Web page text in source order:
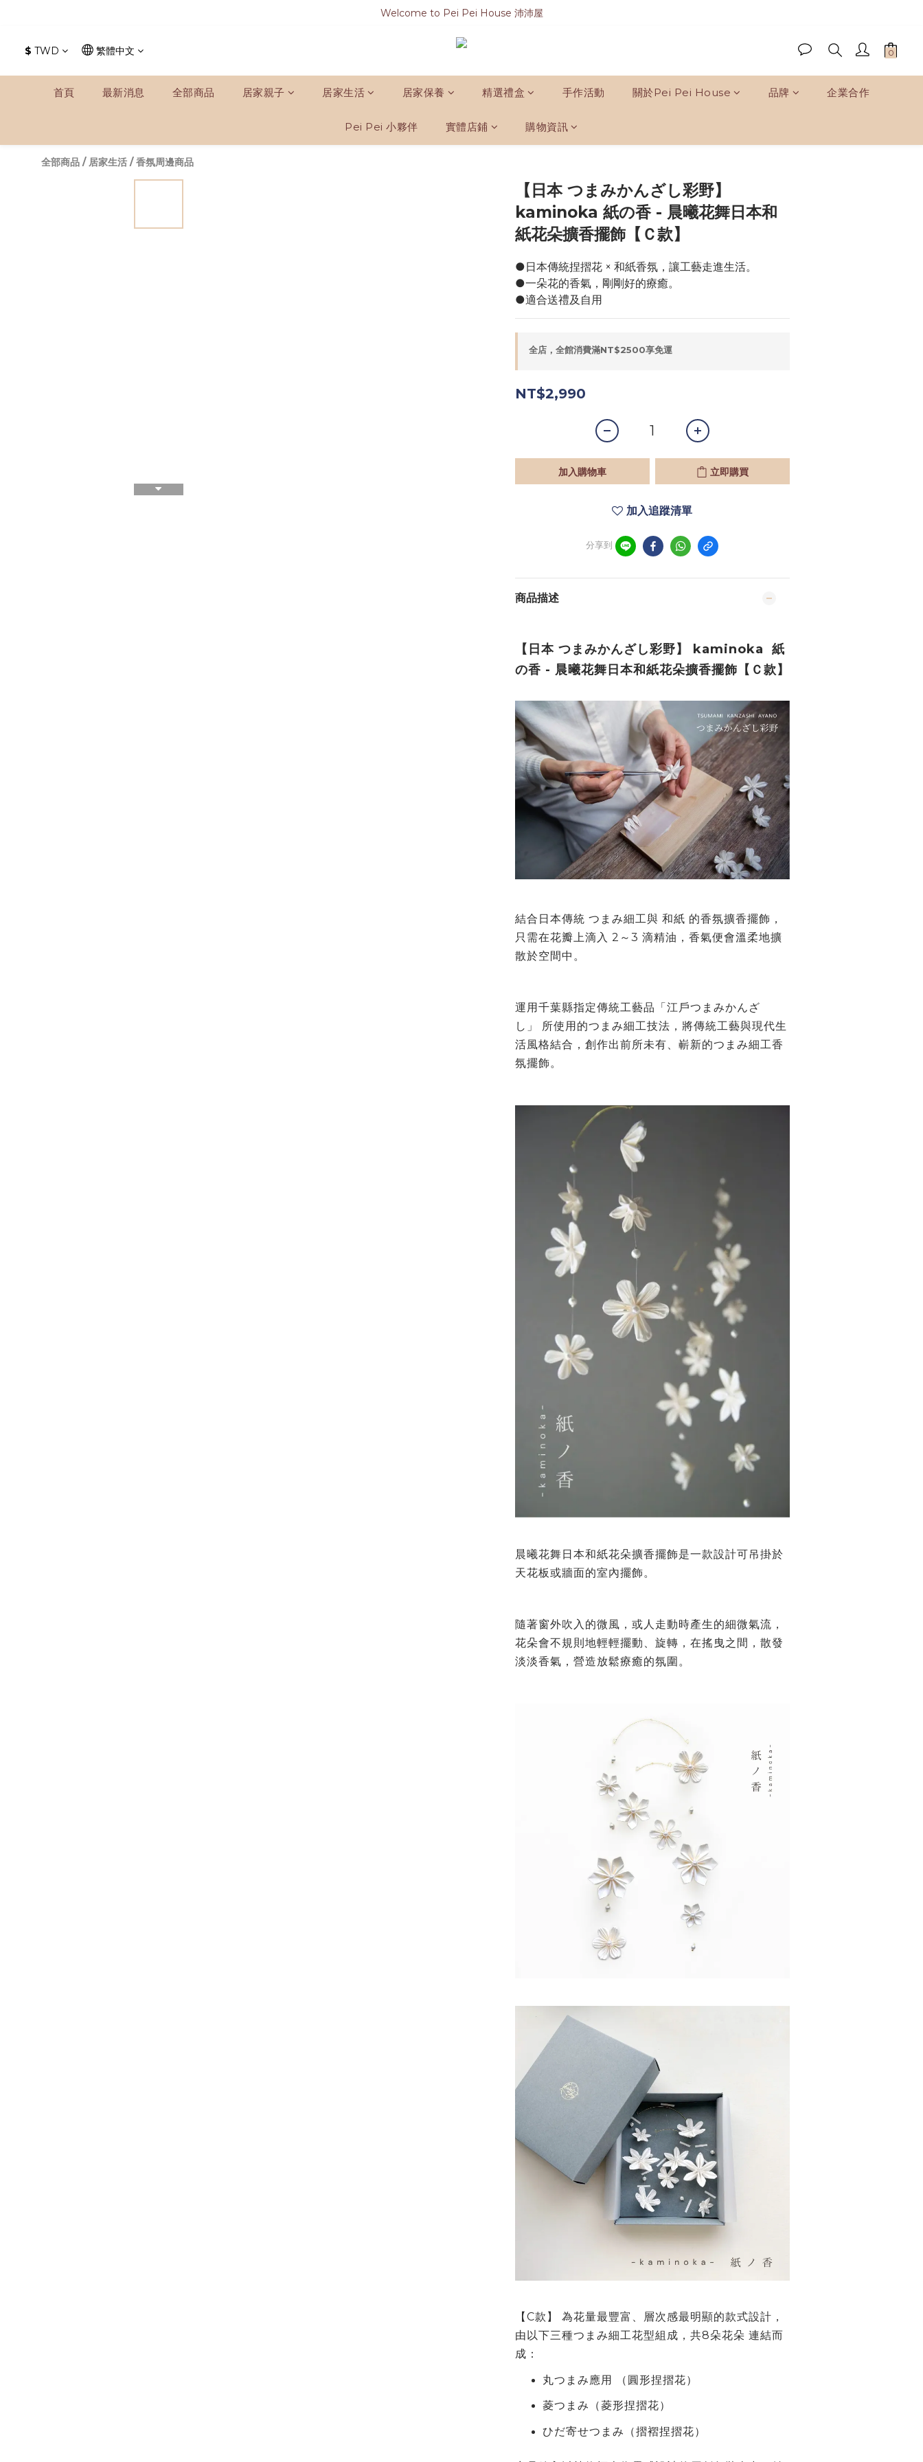
Welcome to Pei Pei House 沛沛屋
$ TWD 繁體中文
首頁 最新消息 全部商品 居家親子 居家生活 居家保養 精選禮盒 手作活動 關於Pei Pei House 品牌 企業合作
Pei Pei 小夥伴 實體店鋪 購物資訊
全部商品 / 居家生活 /香氛周邊商品
【日本 つまみかんざし彩野】
kaminoka 紙の香 - 晨曦花舞日本和
紙花朵擴香擺飾【Ｃ款】
●日本傳統捏摺花 × 和紙香氛，讓工藝走進生活。
●一朵花的香氣，剛剛好的療癒。
●適合送禮及自用
全店，全館消費滿NT$2500享免運
NT$2,990
加入購物車 立即購買
加入追蹤清單
分享到
商品描述
【日本 つまみかんざし彩野】 kaminoka 紙
の香 - 晨曦花舞日本和紙花朵擴香擺飾【Ｃ款】
結合日本傳統 つまみ細工與 和紙 的香氛擴香擺飾 ，
只需在花瓣上滴入 2 ～ 3 滴精油 ， 香氣便會溫柔地擴
散於空間中。
運用千葉縣指定傳統工藝品「江戶つまみかんざ
し」
所使用的つまみ細工技法 ， 將傳統工藝與現代生
活風格結合，創作出前所未有、嶄新的つまみ細工香
氛擺飾。
晨曦花舞日本和紙花朵擴香擺飾是一款設計可吊掛於
天花板或牆面的室內擺飾。
隨著窗外吹入的微風，或人走動時產生的細微氣流，
花朵會不規則地輕輕擺動、旋轉，在搖曳之間，散發
淡淡香氣，營造放鬆療癒的氛圍。
【C款】 為花量最豐富、層次感最明顯的款式設計 ，
由以下三種つまみ細工花型組成 ， 共8朵花朵 連結而
成：
丸つまみ應用
（圓形捏摺花）
菱つまみ（菱形捏摺花）
ひだ寄せつまみ（摺褶捏摺花）